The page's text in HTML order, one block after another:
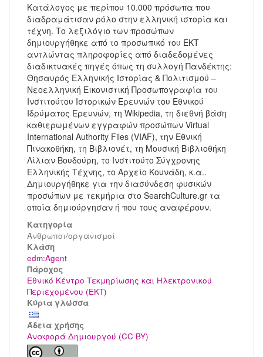
Κατάλογος με περίπου 10.000 πρόσωπα που
διαδραμάτισαν ρόλο στην ελληνική ιστορία και
τέχνη. Το λεξιλόγιο των προσώπων
δημιουργήθηκε από το προσωπικό του ΕΚΤ
αντλώντας πληροφορίες από διαδεδομένες
διαδικτυακές πηγές όπως τη συλλογή Πανδέκτης:
Θησαυρός Ελληνικής Ιστορίας & Πολιτισμού –
Νεοελληνική Εικονιστική Προσωπογραφία του
Ινστιτούτου Ιστορικών Ερευνών του Εθνικού
Ιδρύματος Ερευνών, τη Wikipedia, τη διεθνή βάση
καθιερωμένων εγγραφών προσώπων Virtual
International Authority Files (VIAF), την Εθνική
Πινακοθήκη, τη Βιβλιονέτ, τη Μουσική Βιβλιοθήκη
Λίλιαν Βουδούρη, το Ινστιτούτο Σύγχρονης
Ελληνικής Τέχνης, το Αρχείο Κουνάδη, κ.α..
Δημιουργήθηκε για την διασύνδεση φυσικών
προσώπων με τεκμήρια στο SearchCulture.gr τα
οποία δημιούργησαν ή που τους αναφέρουν.
Κατηγορία
Άνθρωποι/οργανισμοί
Kλάση
edm:Agent
Πάροχος
Εθνικό Κέντρο Τεκμηρίωσης και Ηλεκτρονικού
Περιεχομένου (ΕΚΤ)
Κύρια γλώσσα
Άδεια χρήσης
Αναφορά Δημιουργού (CC BY)